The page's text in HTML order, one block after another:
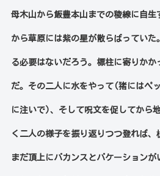
母木山から飯豊本山までの稜線に自生
から草原には紫の星が散らばってい
る必要はないだろう。標柱に寄りか
だ。その二人に水をやって(猪にはペ
に注いで)、そして呪文を促してから
く二人の様子を振り返りつつ登れば、
まだ頂上にバカンスとバケーションが